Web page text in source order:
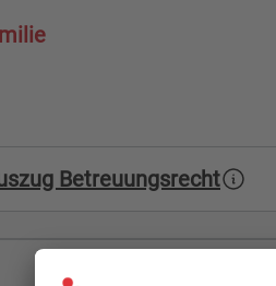
Betreuungsrecht